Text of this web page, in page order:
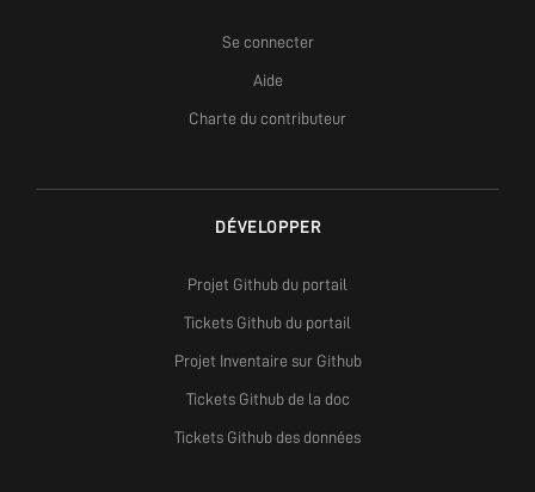
Se connecter
Aide
Charte du contributeur
DÉVELOPPER
Projet Github du portail
Tickets Github du portail
Projet Inventaire sur Github
Tickets Github de la doc
Tickets Github des données